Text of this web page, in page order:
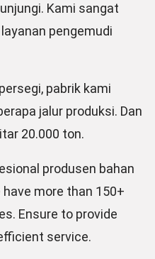
Kami sangat
pengemudi
pabrik kami
jalur produksi. Dan
20.000 ton.
produsen bahan
have more than 150+
Ensure to provide
service.